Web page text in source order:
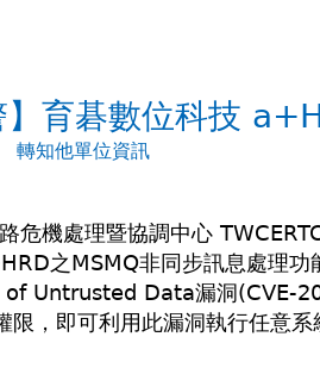
】育碁數位科技
轉知他單位資訊
危機處理暨協調中心
之MSMQ非同步訊息處理功
Untrusted Data漏洞(CVE-
限，即可利用此漏洞執行任意系